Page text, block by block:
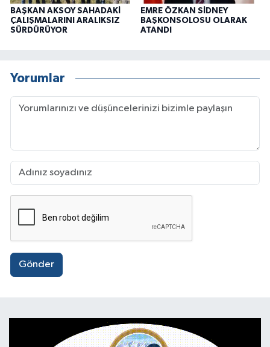
BAŞKAN AKSOY SAHADAKİ
ÇALIŞMALARINI ARALIKSIZ
SÜRDÜRÜYOR
EMRE ÖZKAN SİDNEY
BAŞKONSOLOSU OLARAK
ATANDI
Yorumlar
Gönder